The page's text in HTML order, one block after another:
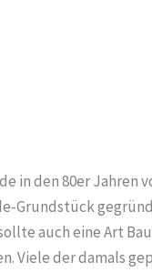
in den 80er Jahren
Grundstück
auch eine Art
Viele der damals